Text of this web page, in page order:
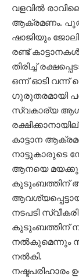
വളവിൽ
ആക്രമണം.
ഷാജിയും
രണ്ട്
തിരിച്ച്
ഒന്ന് ഓടി വന്ന്
ഗുരുതരമായി
സ്വകാര്യ
കാട്ടാന
നാട്ടുകാരുടെ
ആനയെ മയക്കു
കുടുംബത്തിന്
നടപടി
കുടുംബത്തിന്
നൽകുമെന്നും
നൽകി.
നഷ്ടപരിഹാരം